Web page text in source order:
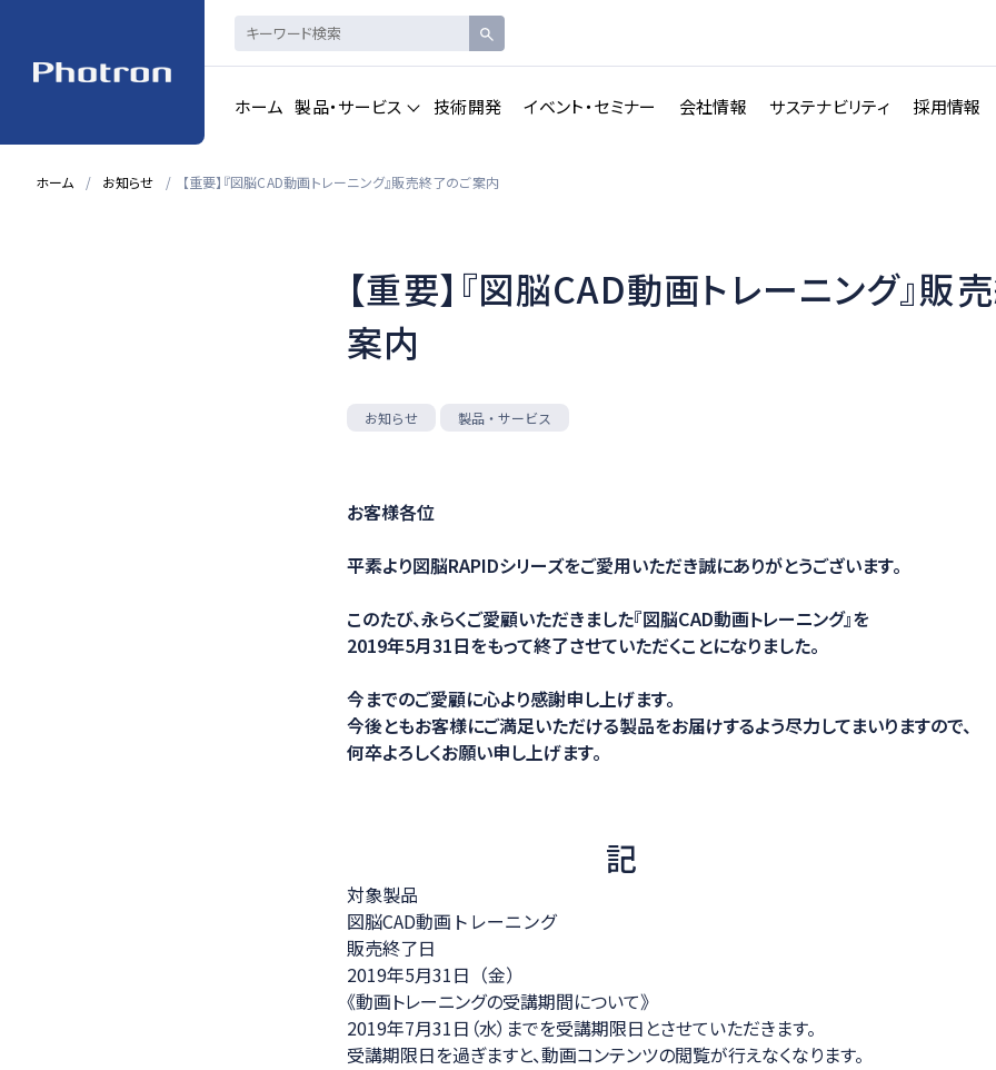
ホーム 製品・サービス 技術開発 イベント・セミナー 会社情報 サステナビリティ 採用情報
CAD製品 講義動
医療ソリューション
ホーム お知らせ 【重要】『図脳CAD動画トレーニング』販売終了のご案内
【重要】『図脳CAD動画トレーニング』販
案内
お知らせ 製品・サービス
お客様各位
平素より図脳RAPIDシリーズをご愛用いただき誠にありがとうございます。
このたび、永らくご愛顧いただきました『図脳CAD動画トレーニング』を
2019年5月31日をもって終了させていただくことになりました。
今までのご愛顧に心より感謝申し上げます。
今後ともお客様にご満足いただける製品をお届けするよう尽力してまいりますので、
何卒よろしくお願い申し上げます。
記
対象製品
図脳CAD動画トレーニング
販売終了日
2019年5月31日（金）
《動画トレーニングの受講期間について》
2019年7月31日（水）までを受講期限日とさせていただきます。
受講期限日を過ぎますと、動画コンテンツの閲覧が行えなくなります。